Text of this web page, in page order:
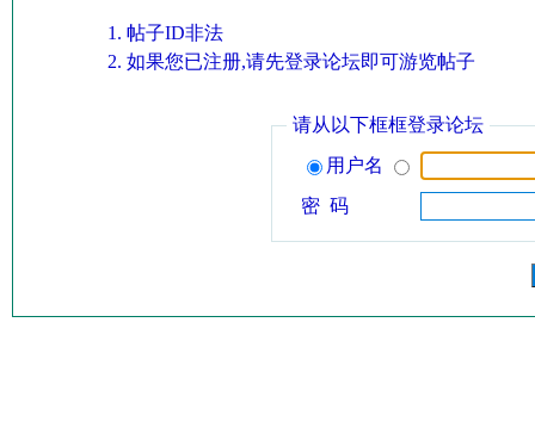
帖子ID非法
如果您已注册,请先登录论坛即可游览帖子
请从以下框框登录论坛
用户名
密 码